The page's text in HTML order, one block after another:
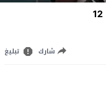
شارك تبليغ